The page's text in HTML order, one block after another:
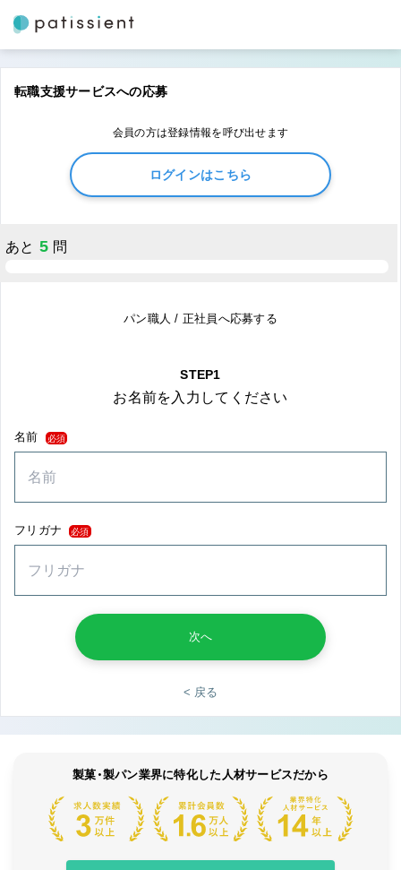
転職支援サービスへの応募
会員の方は登録情報を呼び出せます
ログインはこちら
あと 5 問
パン職人 / 正社員へ応募する
STEP1
お名前を入力してください
名前 必須
フリガナ 必須
次へ
< 戻る
製菓・製パン業界に特化した人材サービスだから